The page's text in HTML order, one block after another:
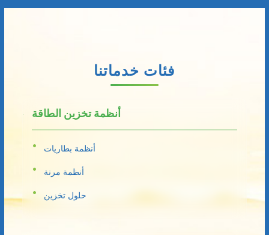
فئات خدماتنا
أنظمة تخزين الطاقة
أنظمة بطاريات
أنظمة مرنة
حلول تخزين